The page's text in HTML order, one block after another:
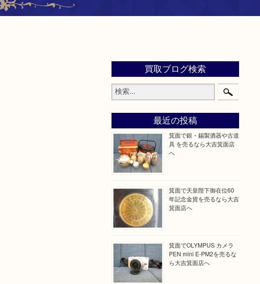
買取ブログ検索
最近の投稿
箕面で銀・錫製酒器や古道
具 を売るなら大吉箕面店
へ
箕面で天皇陛下御在位60
年記念金貨を売るなら大吉
箕面店へ
箕面でOLYMPUS カメラ
PEN mini E-PM2を売るな
ら大吉箕面店へ